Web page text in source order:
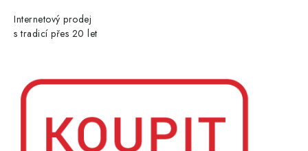
Internetový prodej
s tradicí přes 20 let